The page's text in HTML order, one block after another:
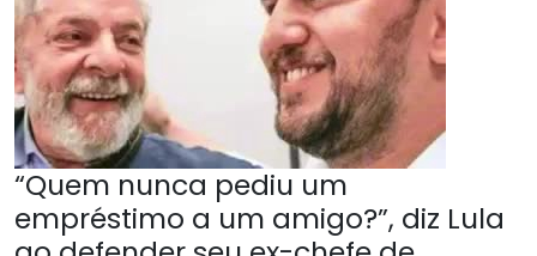
“Quem nunca pediu um
empréstimo a um amigo?”, diz Lula